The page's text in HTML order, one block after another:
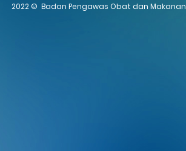
2022 © Badan Pengawas Obat dan